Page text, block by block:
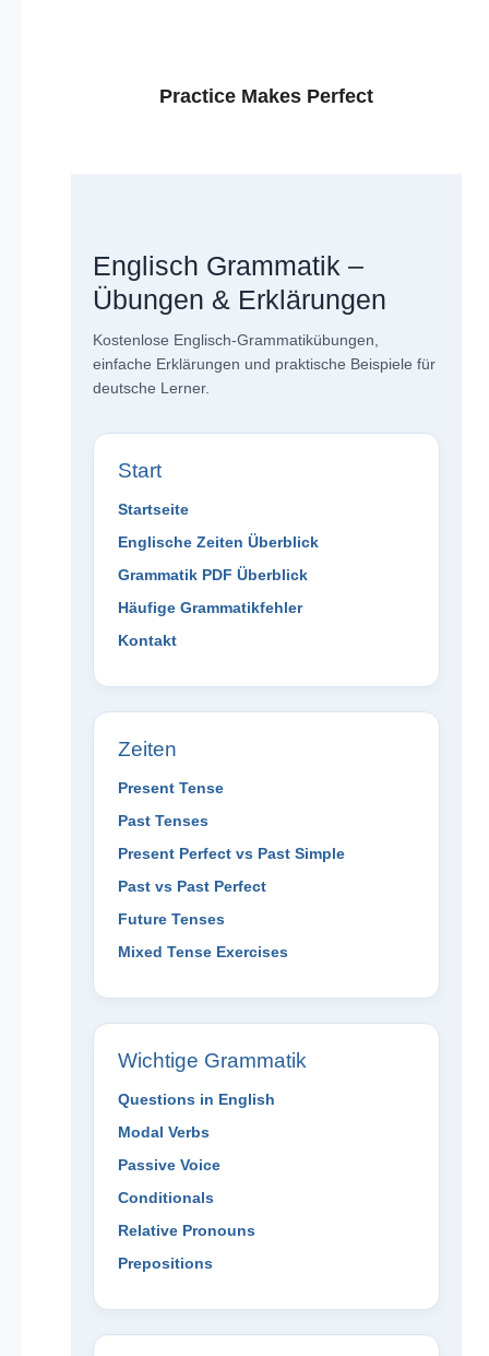
Practice Makes Perfect
Englisch Grammatik –
Übungen & Erklärungen
Kostenlose Englisch-Grammatikübungen,
einfache Erklärungen und praktische Beispiele für
deutsche Lerner.
Start
Startseite
Englische Zeiten Überblick
Grammatik PDF Überblick
Häufige Grammatikfehler
Kontakt
Zeiten
Present Tense
Past Tenses
Present Perfect vs Past Simple
Past vs Past Perfect
Future Tenses
Mixed Tense Exercises
Wichtige Grammatik
Questions in English
Modal Verbs
Passive Voice
Conditionals
Relative Pronouns
Prepositions